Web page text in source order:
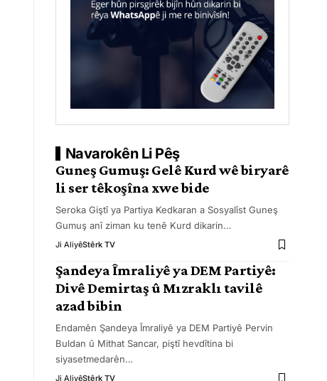
Navarokên Li Pêş
Guneş Gumuş: Gelê Kurd wê biryarê
li ser têkoşîna xwe bide
Seroka Giştî ya Partiya Kedkaran a Sosyalîst Guneş
Gumuş anî ziman ku tenê Kurd dikarin…
Ji AliyêStêrk TV
Şandeya Îmraliyê ya DEM Partiyê:
Divê Demirtaş û Mızraklı tavilê
azad bibin
Endamên Şandeya Îmraliyê ya DEM Partiyê Pervin
Buldan û Mithat Sancar, piştî hevdîtina bi
siyasetmedarên…
Ji AliyêStêrk TV